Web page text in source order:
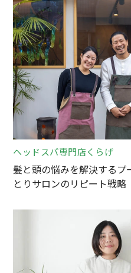
ヘッドスパ専門店くらげ
髪と頭の悩みを解決する
とりサロンのリピート戦略